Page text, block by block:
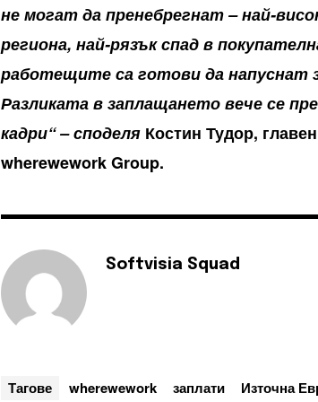
не могат да пренебрегнат – най-
региона, най-рязък спад в
работещите са готови да напуснат
Разликата в заплащането вече се
кадри“ – споделя Костин Тудор,
wherewework Group.
Softvisia Squad
Тагове wherewework заплати Източна